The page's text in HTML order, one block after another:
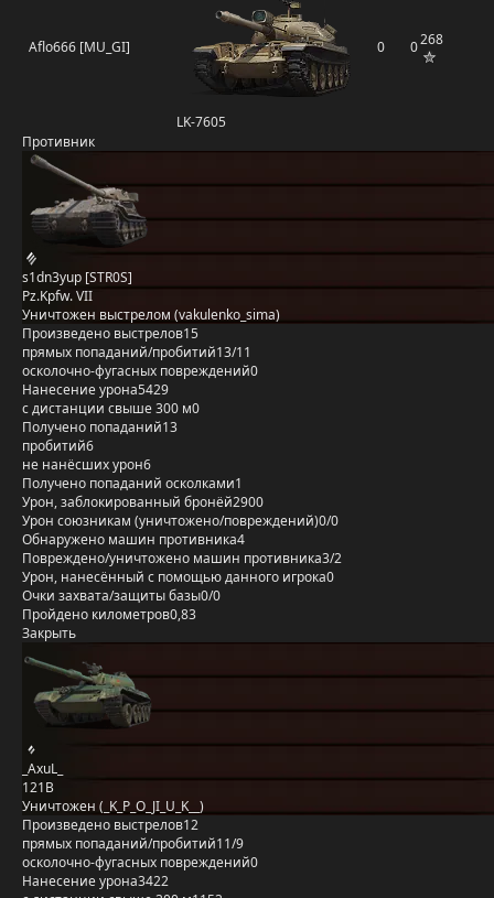
Aflo666 [MU_GI]
LK-7605
0 0268
Противник
s1dn3yup [STR0S]
Pz.Kpfw. VII
Уничтожен выстрелом (vakulenko_sima)
Произведено выстрелов15
прямых попаданий/пробитий13/11
осколочно-фугасных повреждений0
Нанесение урона5429
с дистанции свыше 300 м0
Получено попаданий13
пробитий6
не нанёсших урон6
Получено попаданий осколками1
Урон, заблокированный бронёй2900
Урон союзникам (уничтожено/повреждений)0/0
Обнаружено машин противника4
Повреждено/уничтожено машин противника3/2
Урон, нанесённый с помощью данного игрока0
Очки захвата/защиты базы0/0
Пройдено километров0,83
Закрыть
_AxuL_
121B
Уничтожен (_K_P_O_JI_U_K__)
Произведено выстрелов12
прямых попаданий/пробитий11/9
осколочно-фугасных повреждений0
Нанесение урона3422